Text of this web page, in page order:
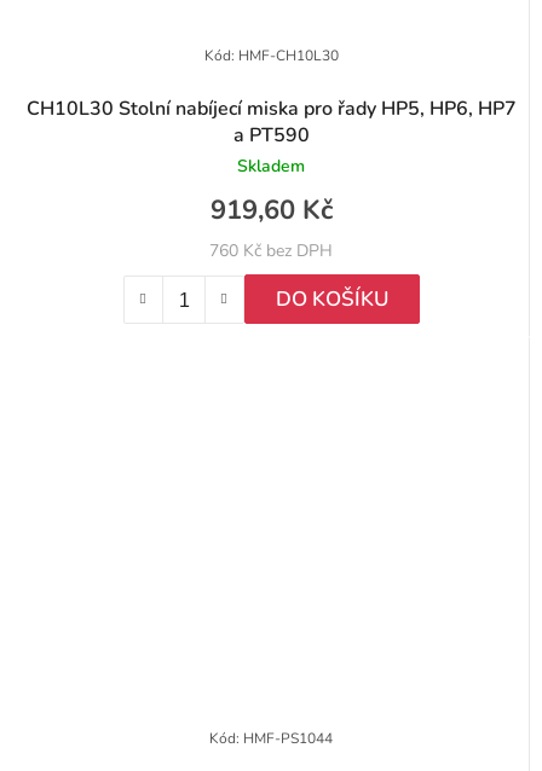
CH10L30 Stolní nabíjecí miska pro řady HP5, HP6, HP7
a PT590
Skladem
760 Kč bez DPH
919,60 Kč
DO KOŠÍKU
Kód: HMF-CH10L30
Kód: HMF-PS1044